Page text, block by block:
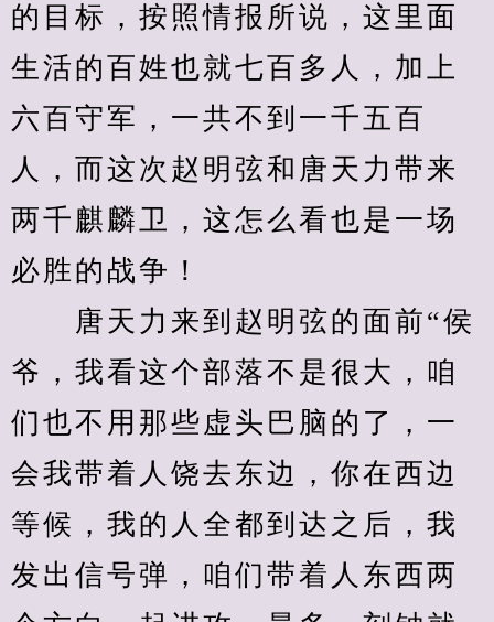
的目标，按照情报所说，这里面
生活的百姓也就七百多人，加上
六百守军，一共不到一千五百
人，而这次赵明弦和唐天力带来
两千麒麟卫，这怎么看也是一场
必胜的战争！
唐天力来到赵明弦的面前“侯
爷，我看这个部落不是很大，咱
们也不用那些虚头巴脑的了，一
会我带着人饶去东边，你在西边
等候，我的人全都到达之后，我
发出信号弹，咱们带着人东西两